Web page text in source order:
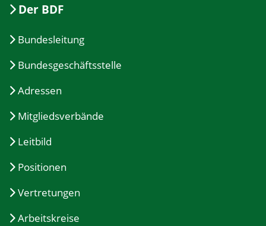
Der BDF
Bundesleitung
Bundesgeschäftsstelle
Adressen
Mitgliedsverbände
Leitbild
Positionen
Vertretungen
Arbeitskreise